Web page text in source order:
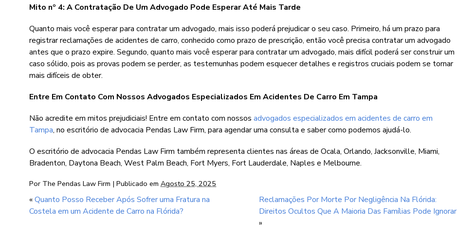
Mito nº 4: A Contratação De Um Advogado Pode Esperar Até Mais Tarde
Quanto mais você esperar para contratar um advogado, mais isso poderá prejudicar o seu caso. Primeiro, há um prazo para
registrar reclamações de acidentes de carro, conhecido como prazo de prescrição, então você precisa contratar um advogado
antes que o prazo expire. Segundo, quanto mais você esperar para contratar um advogado, mais difícil poderá ser construir um
caso sólido, pois as provas podem se perder, as testemunhas podem esquecer detalhes e registros cruciais podem se tornar
mais difíceis de obter.
Entre Em Contato Com Nossos Advogados Especializados Em Acidentes De Carro Em Tampa
Não acredite em mitos prejudiciais! Entre em contato com nossos advogados especializados em acidentes de carro em
Tampa, no escritório de advocacia Pendas Law Firm, para agendar uma consulta e saber como podemos ajudá-lo.
O escritório de advocacia Pendas Law Firm também representa clientes nas áreas de Ocala, Orlando, Jacksonville, Miami,
Bradenton, Daytona Beach, West Palm Beach, Fort Myers, Fort Lauderdale, Naples e Melbourne.
Por The Pendas Law Firm | Publicado em Agosto 25, 2025
«Quanto Posso Receber Após Sofrer uma Fratura na
Costela em um Acidente de Carro na Flórida?
Reclamações Por Morte Por Negligência Na Flórida:
Direitos Ocultos Que A Maioria Das Famílias Pode Ignorar
»